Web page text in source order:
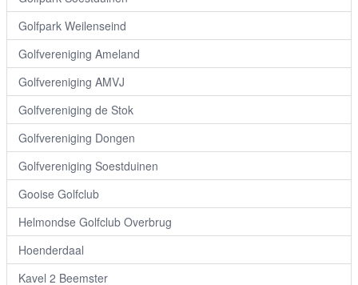
Golfpark Weilenseind
Golfvereniging Ameland
Golfvereniging AMVJ
Golfvereniging de Stok
Golfvereniging Dongen
Golfvereniging Soestduinen
Gooise Golfclub
Helmondse Golfclub Overbrug
Hoenderdaal
Kavel 2 Beemster